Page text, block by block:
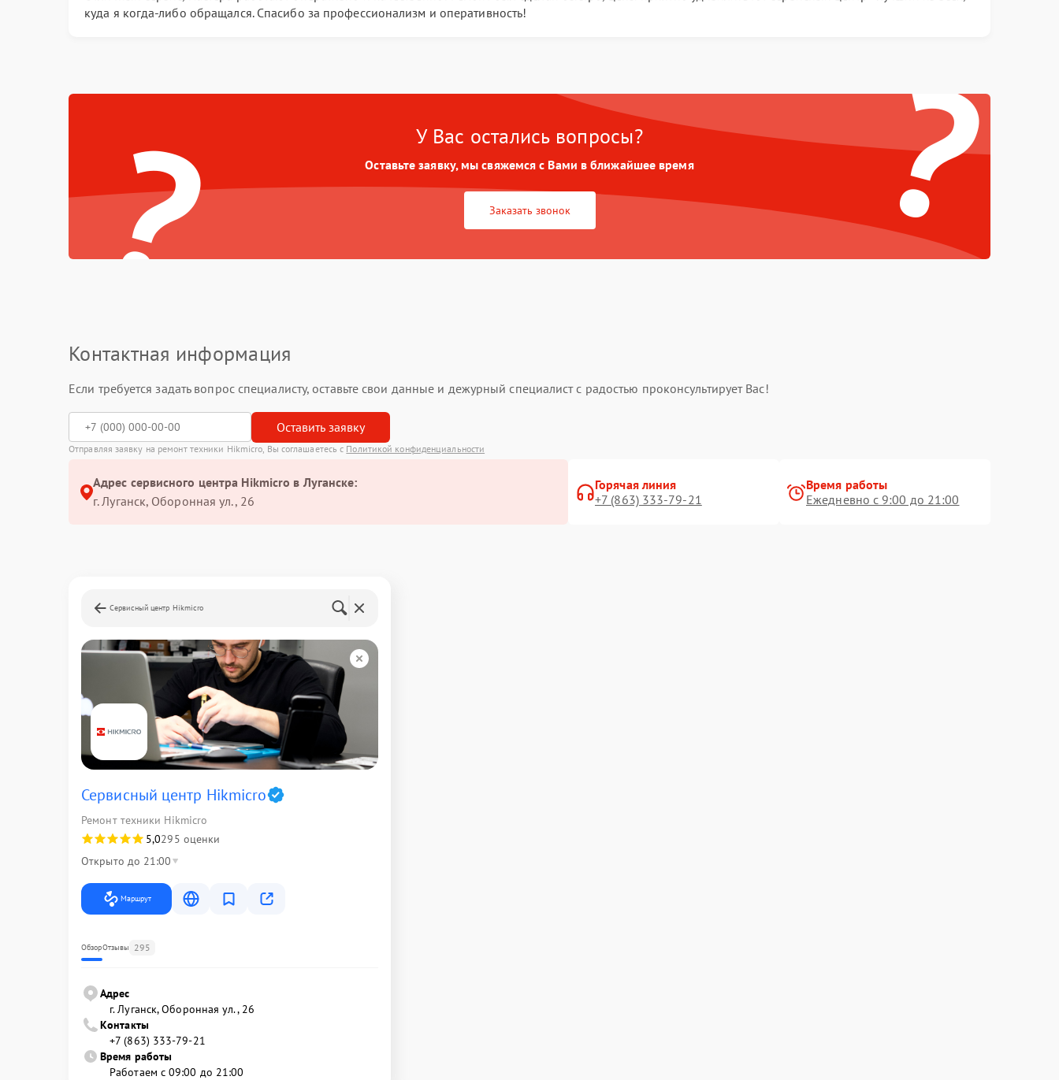
куда я когда-либо обращался. Спасибо за профессионализм и оперативность!
? ?
У Вас остались вопросы?
Оставьте заявку, мы свяжемся с Вами в ближайшее время
Заказать звонок
Контактная информация
Если требуется задать вопрос специалисту, оставьте свои данные и дежурный специалист с радостью проконсультирует Вас!
Оставить заявку
Отправляя заявку на ремонт техники Hikmicro, Вы соглашаетесь с Политикой конфиденциальности
Адрес сервисного центра Hikmicro в Луганске:
г. Луганск, Оборонная ул., 26
Горячая линия
+7 (863) 333-79-21
Время работы
Ежедневно с 9:00 до 21:00
Сервисный центр Hikmicro
Сервисный центр Hikmicro
Ремонт техники Hikmicro
5,0295 оценки
Открыто до 21:00
Маршрут
ОбзорОтзывы 295
Адрес
г. Луганск, Оборонная ул., 26
Контакты
+7 (863) 333-79-21
Время работы
Работаем с 09:00 до 21:00